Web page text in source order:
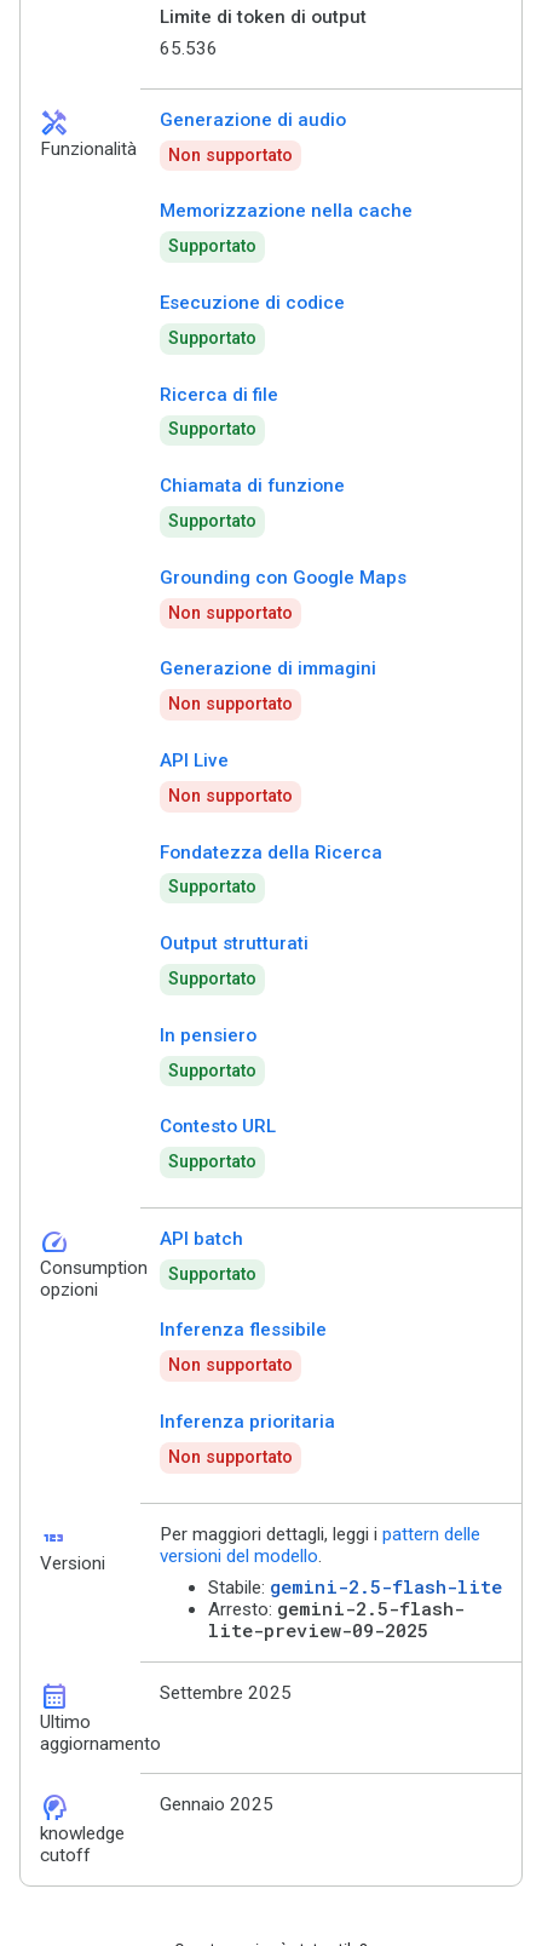
Limite di token di output
65.536
handyman
Funzionalità
Generazione di audio
Non supportato
Memorizzazione nella cache
Supportato
Esecuzione di codice
Supportato
Ricerca di file
Supportato
Chiamata di funzione
Supportato
Grounding con Google Maps
Non supportato
Generazione di immagini
Non supportato
API Live
Non supportato
Fondatezza della Ricerca
Supportato
Output strutturati
Supportato
In pensiero
Supportato
Contesto URL
Supportato
speed
Consumption
opzioni
API batch
Supportato
Inferenza flessibile
Non supportato
Inferenza prioritaria
Non supportato
123
Versioni
Per maggiori dettagli, leggi i pattern delle
versioni del modello.
Stabile: gemini-2.5-flash-lite
Arresto: gemini-2.5-flash-
lite-preview-09-2025
calendar_month
Ultimo
aggiornamento
Settembre 2025
cognition_2
knowledge
cutoff
Gennaio 2025